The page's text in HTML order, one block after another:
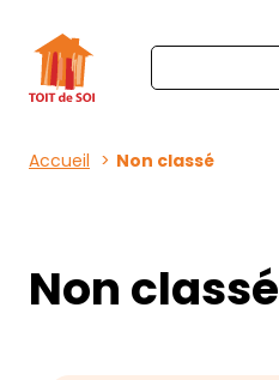
Accueil Non classé
Non classé